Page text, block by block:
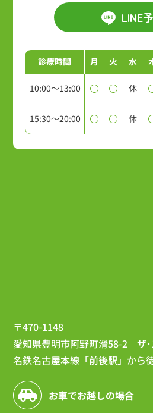
LINE
診療時間 月 火 水
10:00～13:00 休
15:30～20:00 休
〒470-1148
愛知県豊明市阿野町滑58-2 ザ･
名鉄名古屋本線「前後駅」から
お車でお越しの場合